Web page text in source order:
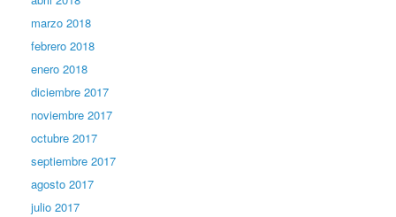
marzo 2018
febrero 2018
enero 2018
diciembre 2017
noviembre 2017
octubre 2017
septiembre 2017
agosto 2017
julio 2017